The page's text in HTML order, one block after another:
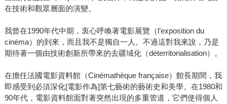
在技術和觀眾層面的演變。
我曾在1990年代中期，衷心呼喚著電影展覽（l’exposition du
cinéma）的到來，而且我不是獨自一人。不過這對我來說，乃是
期待著一個由技術創新所帶來的去疆域化（déterritorialisation）。
在擔任法國電影資料館（Cinémathèque française）館長期間，我
即感受到必須深化[電影作為]第七藝術的藝術史和美學。在1980和
90年代，電影資料館面對著突然出現的多重管道，它們使得個人